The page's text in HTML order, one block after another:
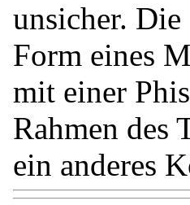
unsicher.
Form eines
mit einer
Rahmen des
ein anderes